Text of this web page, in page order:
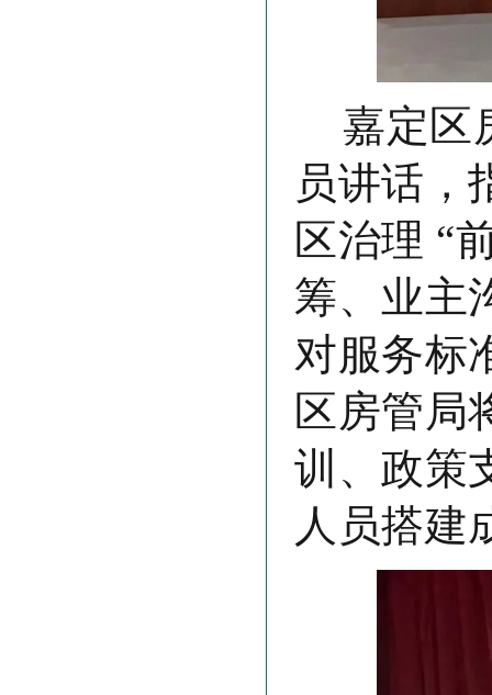
嘉定区
员讲话，
区治理 “
筹、业主
对服务标
区房管局
训、政策
人员搭建